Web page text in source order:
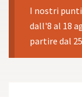
I nostri
dall'8 al 18
partire dal